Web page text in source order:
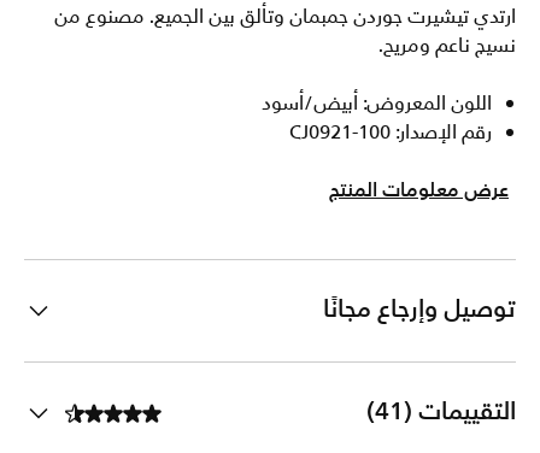
ارتدي تيشيرت جوردن جمبمان وتألق بين الجميع. مصنوع من
نسيج ناعم ومريح.
اللون المعروض: أبيض/أسود
رقم الإصدار: CJ0921-100
عرض معلومات المنتج
توصيل وإرجاع مجانًا
التقييمات (41)